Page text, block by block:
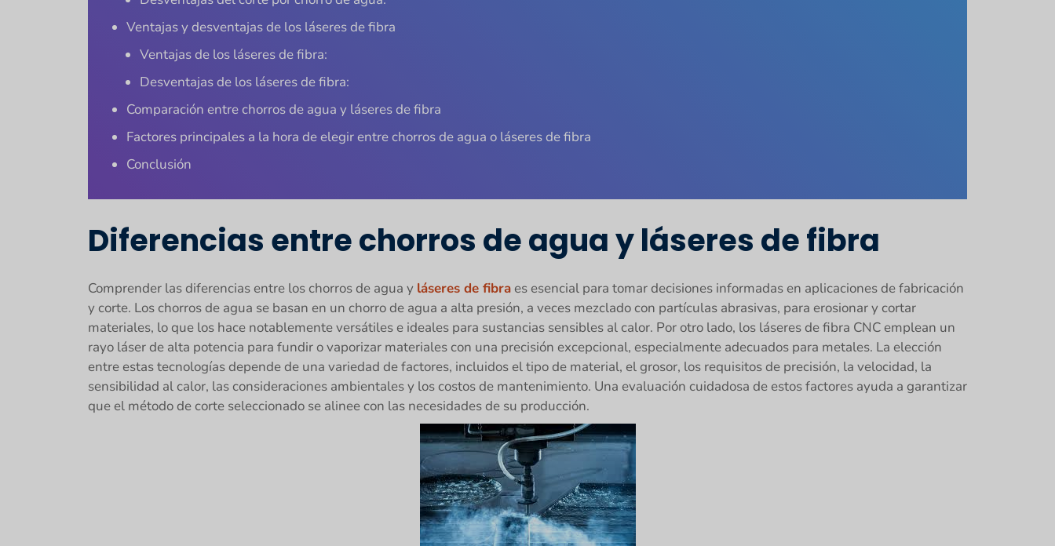
Ventajas y desventajas de los láseres de fibra
Ventajas de los láseres de fibra:
Desventajas de los láseres de fibra:
Comparación entre chorros de agua y láseres de fibra
Factores principales a la hora de elegir entre chorros de agua o láseres de fibra
Conclusión
Diferencias entre chorros de agua y láseres de fibra
Comprender las diferencias entre los chorros de agua y láseres de fibra es esencial para tomar decisiones informadas en aplicaciones de fabricación
y corte. Los chorros de agua se basan en un chorro de agua a alta presión, a veces mezclado con partículas abrasivas, para erosionar y cortar
materiales, lo que los hace notablemente versátiles e ideales para sustancias sensibles al calor. Por otro lado, los láseres de fibra CNC emplean un
rayo láser de alta potencia para fundir o vaporizar materiales con una precisión excepcional, especialmente adecuados para metales. La elección
entre estas tecnologías depende de una variedad de factores, incluidos el tipo de material, el grosor, los requisitos de precisión, la velocidad, la
sensibilidad al calor, las consideraciones ambientales y los costos de mantenimiento. Una evaluación cuidadosa de estos factores ayuda a garantizar
que el método de corte seleccionado se alinee con las necesidades de su producción.